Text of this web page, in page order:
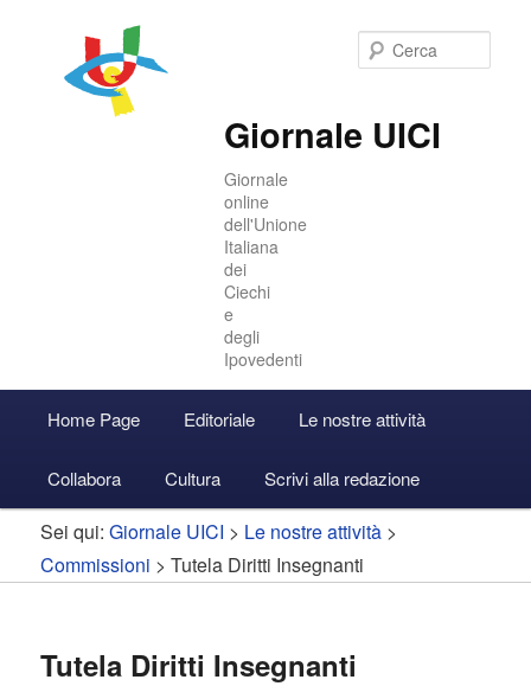
Giornale UICI
Giornale
online
dell'Unione
Italiana
dei
Ciechi
e
degli
Ipovedenti
principale
Vai
al
contenuto
Vai
al
contenuto
Accedi
Home Page Editoriale Le nostre attività
Collabora Cultura Scrivi alla redazione
Sei qui:Giornale UICI > Le nostre attività >
Commissioni > Tutela Diritti Insegnanti
Tutela Diritti Insegnanti